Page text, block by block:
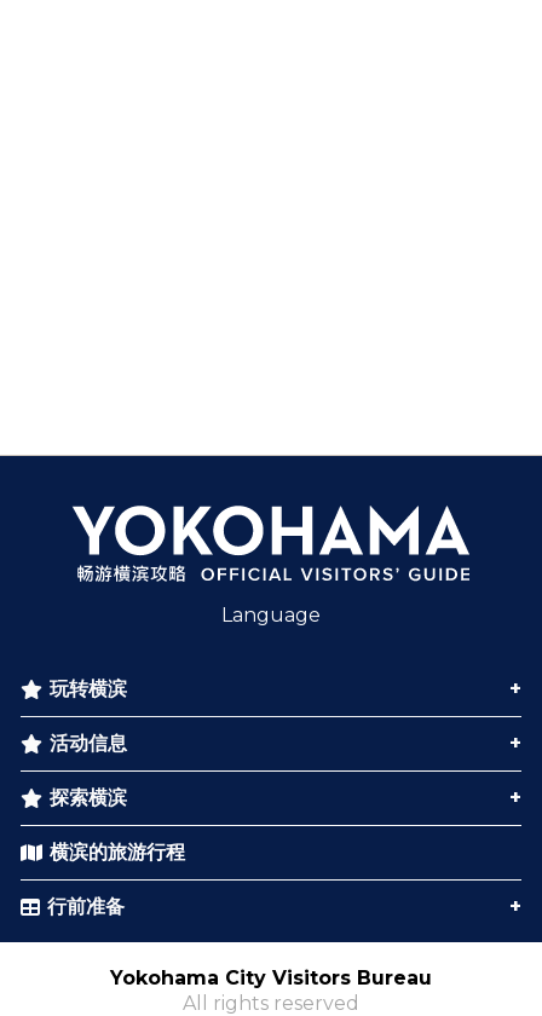
Language
玩转横滨
活动信息
探索横滨
横滨的旅游行程
行前准备
Yokohama City Visitors Bureau
All rights reserved